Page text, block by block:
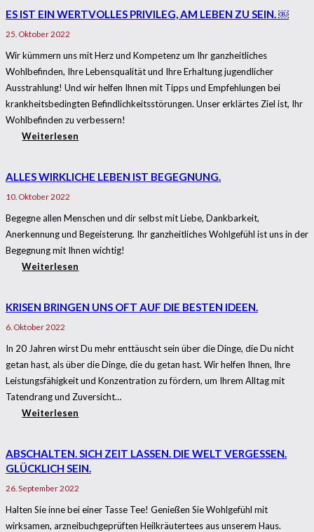
ES IST EIN WERTVOLLES PRIVILEG, AM LEBEN ZU SEIN. ￼
25. Oktober 2022
Wir kümmern uns mit Herz und Kompetenz um Ihr ganzheitliches
Wohlbefinden, Ihre Lebensqualität und Ihre Erhaltung jugendlicher
Ausstrahlung! Und wir helfen Ihnen mit Tipps und Empfehlungen bei
krankheitsbedingten Befindlichkeitsstörungen. Unser erklärtes Ziel ist, Ihr
Wohlbefinden zu verbessern!
Weiterlesen
ALLES WIRKLICHE LEBEN IST BEGEGNUNG.
10. Oktober 2022
Begegne allen Menschen und dir selbst mit Liebe, Dankbarkeit,
Anerkennung und Begeisterung. Ihr ganzheitliches Wohlgefühl ist uns in der
Begegnung mit Ihnen wichtig!
Weiterlesen
KRISEN BRINGEN UNS OFT AUF DIE BESTEN IDEEN.
6. Oktober 2022
In 20 Jahren wirst Du mehr enttäuscht sein über die Dinge, die Du nicht
getan hast, als über die Dinge, die du getan hast. Wir helfen Ihnen, Ihre
Leistungsfähigkeit und Konzentration zu fördern, um Ihrem Alltag mit
Tatendrang und Zuversicht…
Weiterlesen
ABSCHALTEN. SICH ZEIT LASSEN. DIE WELT VERGESSEN.
GLÜCKLICH SEIN.
26. September 2022
Halten Sie inne bei einer Tasse Tee! Genießen Sie Wohlgefühl mit
wirksamen, arzneibuchgeprüften Heilkräutertees aus unserem Haus.